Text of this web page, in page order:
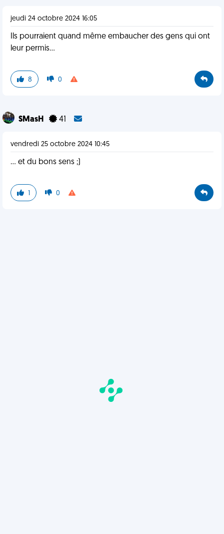
jeudi 24 octobre 2024 16:05
Ils pourraient quand même embaucher des gens qui ont
leur permis…
8 0
SMasH 41
vendredi 25 octobre 2024 10:45
... et du bons sens ;)
1 0